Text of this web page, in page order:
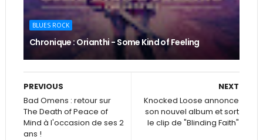
BLUES ROCK
Chronique : Orianthi - Some Kind of Feeling
NEXT
Knocked Loose annonce
son nouvel album et sort
le clip de "Blinding Faith"
PREVIOUS
Bad Omens : retour sur
The Death of Peace of
Mind à l'occasion de ses 2
ans !